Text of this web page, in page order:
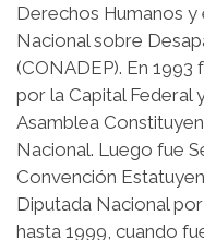
Derechos Humanos y
Nacional sobre
(CONADEP). En
por la Capital Federal
Asamblea
Nacional. Luego fue
Convención
Diputada Nacional
hasta 1999, cuando